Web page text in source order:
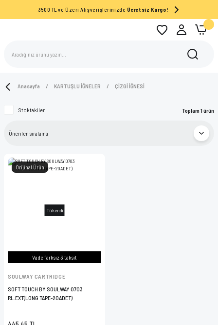
3500 TL ve Üzeri Alışverişlerinizde Ücretsiz Kargo!
Anasayfa KARTUŞLU İĞNELER ÇİZGİ İĞNESİ
Stoktakiler Toplam 1 ürün
Tükendi
Orijinal Ürün
Vade farksız 3 taksit
SOULWAY CARTRIDGE
SOFT TOUCH BY SOULWAY 0703
RL.EXT(LONG TAPE-20ADET)